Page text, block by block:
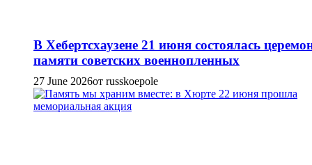
В Хебертсхаузене 21 июня состоялась
памяти советских военнопленных
27 June 2026от russkoepole